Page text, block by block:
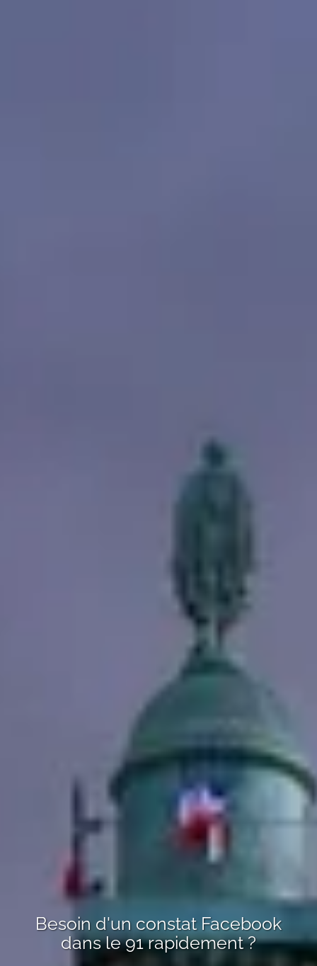
Besoin d'un constat Facebook
dans le 91rapidement ?